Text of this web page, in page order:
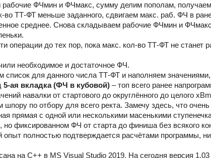
ФЧмин и ФЧмакс, сумму делим пополам,
во ТТ-ФТ меньше заданного, сдвигаем макс. раб. ФЧ в
среднее. Снова складываем рабочие ФЧмин и
операции до тех пор, пока макс. кол-во ТТ-ФТ не станет
необходимое и достаточное ФЧ.
список для данного числа ТТ-ФТ и наполняем
5-ая вкладка (ФЧ в кубовой) – топ всего ранее
навалки от стартового до округлённого до целого
шпору по отбору для всего ректа. Замечу здесь, что
прямая с одной или несколькими масенькими
фиксированном ФЧ от старта до финиша без всякого
опыт полностью подтверждается расчётами программы,
на С++ в MS Visual Studio 2019. На сегодня версия